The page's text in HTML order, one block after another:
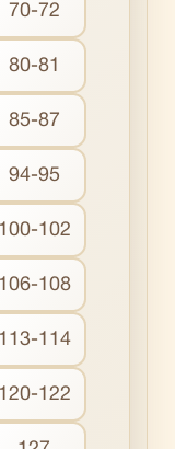
70-72
80-81
85-87
94-95
100-102
106-108
113-114
120-122